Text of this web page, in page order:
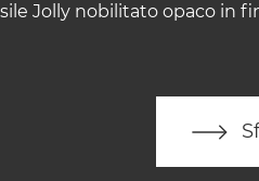
Jolly nobilitato opaco in